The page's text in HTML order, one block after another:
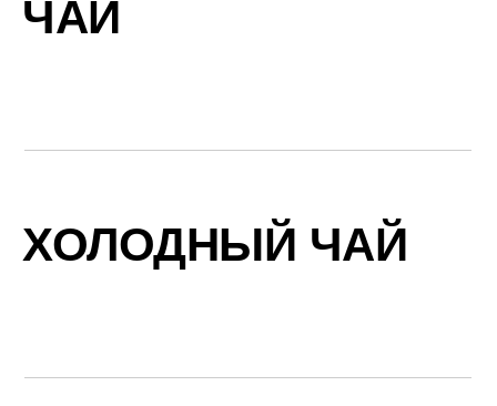
ЧАЙ
ХОЛОДНЫЙ ЧАЙ